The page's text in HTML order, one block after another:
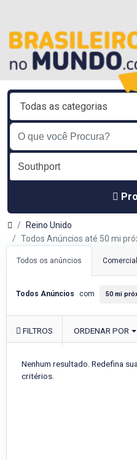
Todas as categorias
Reino Unido
Todos Anúncios até 50 mi
Todos os anúncios Comercial
Todos Anúncios com 50 mi
FILTROS ORDENAR POR
Nenhum resultado. Redefina
critérios.